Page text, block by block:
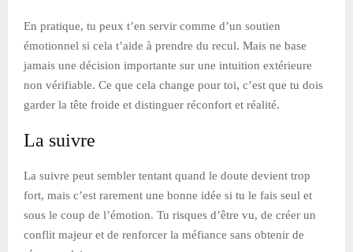
En pratique, tu peux t’en servir comme d’un soutien
émotionnel si cela t’aide à prendre du recul. Mais ne base
jamais une décision importante sur une intuition extérieure
non vérifiable. Ce que cela change pour toi, c’est que tu dois
garder la tête froide et distinguer réconfort et réalité.
La suivre
La suivre peut sembler tentant quand le doute devient trop
fort, mais c’est rarement une bonne idée si tu le fais seul et
sous le coup de l’émotion. Tu risques d’être vu, de créer un
conflit majeur et de renforcer la méfiance sans obtenir de